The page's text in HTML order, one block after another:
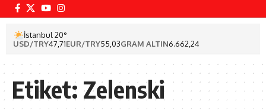
İstanbul 20°
USD/TRY47,71EUR/TRY55,03GRAM ALTIN6.662,24
Etiket: Zelenski